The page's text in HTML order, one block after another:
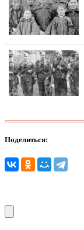
Поделиться: